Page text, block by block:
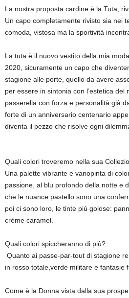
La nostra proposta cardine è la Tuta,
Un capo completamente rivisto sia nei
comoda, vistosa ma la sportività
La tuta è il nuovo vestito della mia
2020, sicuramente un capo che
stagione alle porte, quello da avere
per essere in sintonia con l’estetica del
passerella con forza e personalità già
forte di un anniversario centenario
diventa il pezzo che risolve ogni
Quali colori troveremo nella sua
Una palette vibrante e variopinta di
passione, al blu profondo della notte e
che le nuance pastello sono una
poi ci sono loro, le tinte più golose:
crème caramel.
Quali colori spiccheranno di più?
Quanto ai passe-par-tout di stagione
in rosso totale,verde militare e fantasie
Come è la Donna vista dalla sua